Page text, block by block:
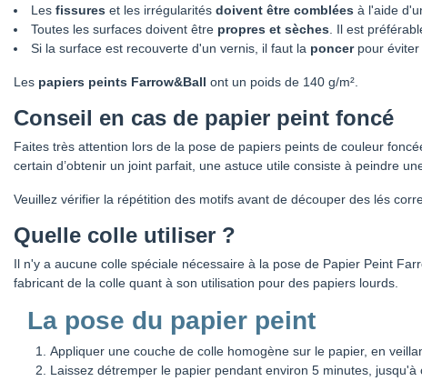
Les fissures et les irrégularités doivent être comblées à l'aide
Toutes les surfaces doivent être propres et sèches. Il est
Si la surface est recouverte d'un vernis, il faut la poncerpour éviter
Les papiers peints Farrow&Ball ont un poids de 140 g/m².
Conseil en cas de papier peint foncé
Faites très attention lors de la pose de papiers peints de couleur
certain d’obtenir un joint parfait, une astuce utile consiste à peindre
Veuillez vérifier la répétition des motifs avant de découper des lés
Quelle colle utiliser ?
Il n'y a aucune colle spéciale nécessaire à la pose de Papier Peint
fabricant de la colle quant à son utilisation pour des papiers lourds.
La pose du papier peint
Appliquer une couche de colle homogène sur le papier, en
Laissez détremper le papier pendant environ 5 minutes,